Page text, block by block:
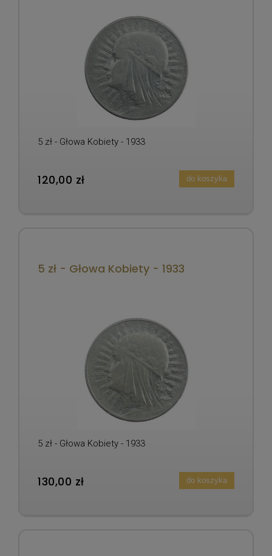
5 zł - Głowa Kobiety - 1933
120,00 zł do koszyka
5 zł - Głowa Kobiety - 1933
5 zł - Głowa Kobiety - 1933
130,00 zł do koszyka